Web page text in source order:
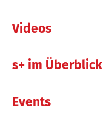
Videos
s+ im Überblick
Events